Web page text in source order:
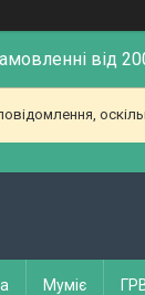
від
Муміє